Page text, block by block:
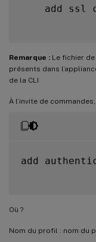
add ssl
Remarque : Le fichier
présents dans
de la CLI
À l’invite de
add
Où ?
Nom du profil : nom du